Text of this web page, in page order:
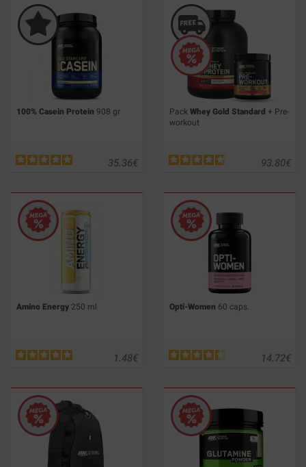
100% Casein Protein 908 gr
€
35.36
Pack Whey Gold Standard + Pre-
workout
€
93.80
Amino Energy 250 ml
€
1.48
Opti-Women 60 caps.
€
14.72